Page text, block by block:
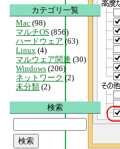
カテゴリ一覧
Mac (98)
マルチOS (856)
ハードウェア (63)
Linux (4)
マルウェア関連 (30)
Windows (206)
ネットワーク (2)
未分類 (2)
検索